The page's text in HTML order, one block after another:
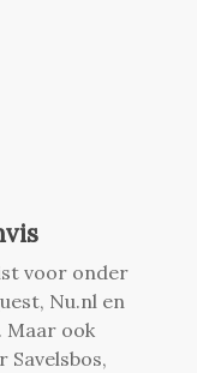
voor onder
Nu.nl en
Maar ook